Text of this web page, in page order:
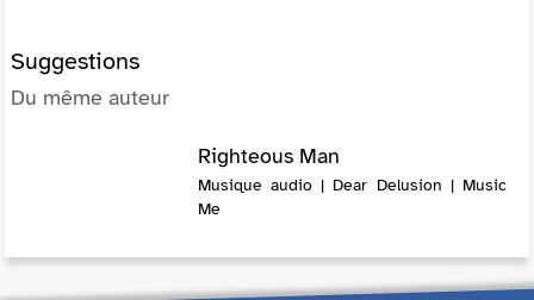
Suggestions
Du même auteur
Righteous Man
Musique audio | Dear Delusion | Music
Me